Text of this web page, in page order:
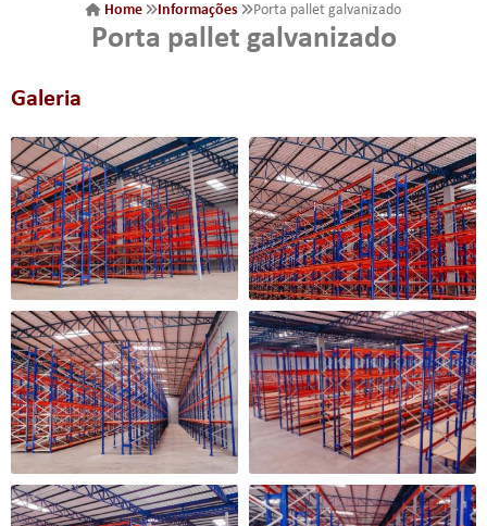
Home Informações Porta pallet galvanizado
Porta pallet galvanizado
Galeria